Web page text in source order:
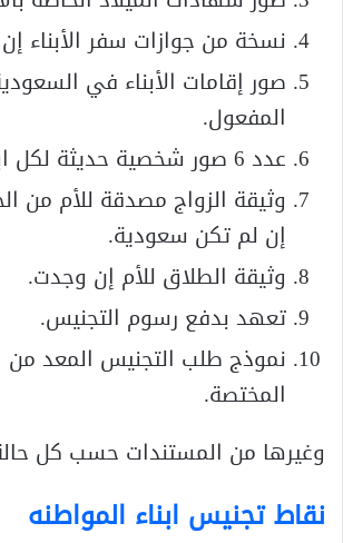
نسخة من جوازات سفر الأبناء
صور إقامات الأبناء في
المفعول.
عدد 6 صور شخصية حديثة لكل ابن.
وثيقة الزواج مصدقة للأم من
إن لم تكن سعودية.
وثيقة الطلاق للأم إن وجدت.
تعهد بدفع رسوم التجنيس.
نموذج طلب التجنيس المعد من
المختصة.
وغيرها من المستندات حسب كل
نقاط تجنيس ابناء المواطنه